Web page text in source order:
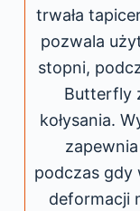
trwała
pozwala
stopni,
Butterfly
kołysania.
podczas gdy
deformacji